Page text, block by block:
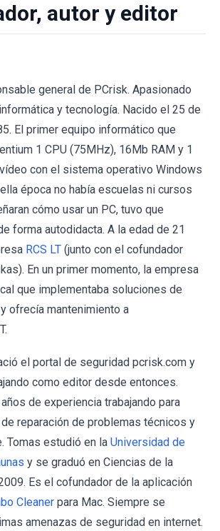
autor y editor
general de PCrisk. Apasionado
y tecnología. Nacido el 25 de
El primer equipo informático que
1 CPU (75MHz), 16Mb RAM y 1
con el sistema operativo Windows
época no había escuelas ni cursos
cómo usar un PC, tuvo que
forma autodidacta. A la edad de 21
RCS LT (junto con el cofundador
En un primer momento, la empresa
que implementaba soluciones de
ofrecía mantenimiento a
el portal de seguridad pcrisk.com y
como editor desde entonces.
de experiencia trabajando para
reparación de problemas técnicos y
Tomas estudió en la Universidad de
y se graduó en Ciencias de la
Es el cofundador de la aplicación
Cleaner para Mac. Siempre se
amenazas de seguridad en internet.